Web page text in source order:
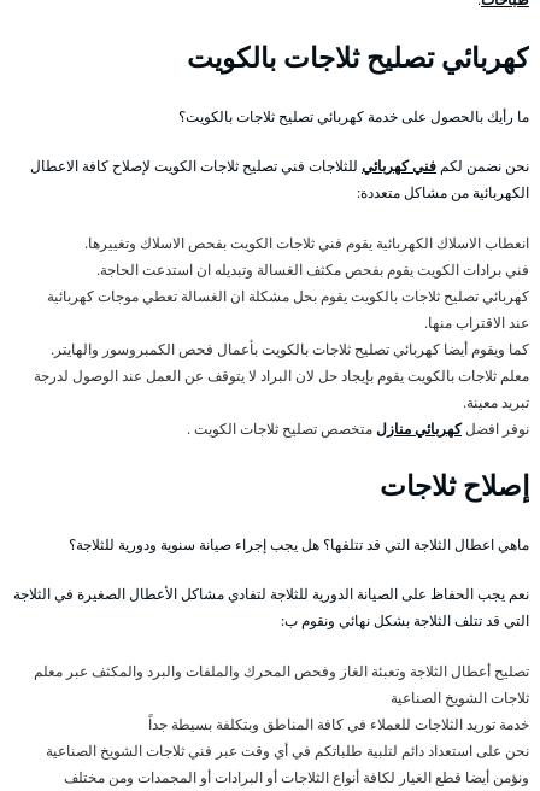
كهربائي تصليح ثلاجات بالكويت
ما رأيك بالحصول على خدمة كهربائي تصليح ثلاجات بالكويت؟
نحن نضمن لكم فني كهربائي للثلاجات فني تصليح ثلاجات الكويت لإصلاح كافة الاعطال
الكهربائية من مشاكل متعددة:
انعطاب الاسلاك الكهربائية يقوم فني ثلاجات الكويت بفحص الاسلاك وتغييرها.
فني برادات الكويت يقوم بفحص مكثف الغسالة وتبديله ان استدعت الحاجة.
كهربائي تصليح ثلاجات بالكويت يقوم بحل مشكلة ان الغسالة تعطي موجات كهربائية
عند الاقتراب منها.
كما ويقوم أيضا كهربائي تصليح ثلاجات بالكويت بأعمال فحص الكمبروسور والهايتر.
معلم ثلاجات بالكويت يقوم بإيجاد حل لان البراد لا يتوقف عن العمل عند الوصول لدرجة
تبريد معينة.
نوفر افضلكهربائي منازلمتخصص تصليح ثلاجات الكويت .
إصلاح ثلاجات
ماهي اعطال الثلاجة التي قد تتلفها؟ هل يجب إجراء صيانة سنوية ودورية للثلاجة؟
نعم يجب الحفاظ على الصيانة الدورية للثلاجة لتفادي مشاكل الأعطال الصغيرة في الثلاجة
التي قد تتلف الثلاجة بشكل نهائي ونقوم ب:
تصليح أعطال الثلاجة وتعبئة الغاز وفحص المحرك والملفات والبرد والمكثف عبر معلم
ثلاجات الشويخ الصناعية
خدمة توريد الثلاجات للعملاء في كافة المناطق وبتكلفة بسيطة جداً
نحن على استعداد دائم لتلبية طلباتكم في أي وقت عبر فني ثلاجات الشويخ الصناعية
ونؤمن أيضا قطع الغيار لكافة أنواع الثلاجات أو البرادات أو المجمدات ومن مختلف